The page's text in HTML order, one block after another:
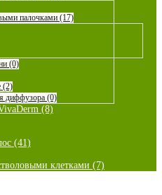
палочками (17)
(0)
(2)
диффузора (0)
(8)
(41)
клетками (7)